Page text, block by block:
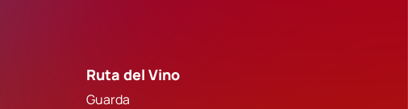
Ruta del Vino
Guarda